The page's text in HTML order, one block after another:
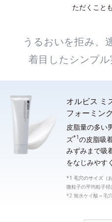
ただくこと
うるおいを拒み、
着目したシンプ
オルビス ミ
フォーミン
皮脂量の多い
ズ*1の皮脂吸
みずみまで吸
をなじみやす
*1 毛穴のサイズ（
微粒子の平均粒子
*2 無水ケイ酸＝毛